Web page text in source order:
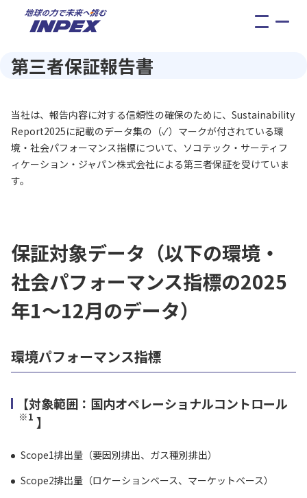
第三者保証報告書
当社は、報告内容に対する信頼性の確保のために、Sustainability
Report2025に記載のデータ集の（✓）マークが付されている環
境・社会パフォーマンス指標について、ソコテック・サーティフ
ィケーション・ジャパン株式会社による第三者保証を受けていま
す。
保証対象データ（以下の環境・
社会パフォーマンス指標の2025
年1～12月のデータ）
環境パフォーマンス指標
【対象範囲：国内オペレーショナルコントロール
※1 】
Scope1排出量（要因別排出、ガス種別排出）
Scope2排出量（ロケーションベース、マーケットベース）